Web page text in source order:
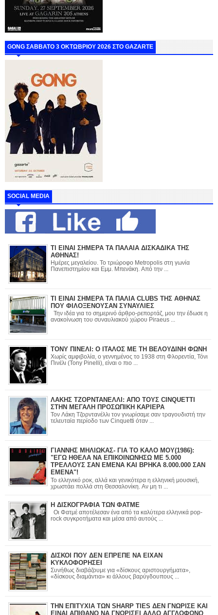
GONG ΣΑΒΒΑΤΟ 3 ΟΚΤΩΒΡΙΟΥ 2026 ΣΤΟ GAZARTE
SOCIAL MEDIA
ΤΙ ΕΙΝΑΙ ΣΗΜΕΡΑ ΤΑ ΠΑΛΑΙΑ ΔΙΣΚΑΔΙΚΑ ΤΗΣ
ΑΘΗΝΑΣ!
Ημέρες μεγαλείου. Το τριώροφο Metropolis στη γωνία
Πανεπιστημίου και Εμμ. Μπενάκη. Από την ...
ΤΙ ΕΙΝΑΙ ΣΗΜΕΡΑ ΤΑ ΠΑΛΙΑ CLUBS ΤΗΣ ΑΘΗΝΑΣ
ΠΟΥ ΦΙΛΟΞΕΝΟΥΣΑΝ ΣΥΝΑΥΛΙΕΣ
Την ιδέα για το σημερινό άρθρο-ρεπορτάζ, μου την έδωσε η
ανακοίνωση του συναυλιακού χώρου Piraeus ...
ΤΟΝΥ ΠΙΝΕΛΙ: Ο ΙΤΑΛΟΣ ΜΕ ΤΗ ΒΕΛΟΥΔΙΝΗ ΦΩΝΗ
Χωρίς αμφιβολία, ο γεννημένος το 1938 στη Φλορεντία, Τόνι
Πινέλι (Tony Pinelli), είναι ο πιο ...
ΛΑΚΗΣ ΤΖΟΡΝΤΑΝΕΛΛΙ: ΑΠΟ ΤΟΥΣ CINQUETTI
ΣΤΗΝ ΜΕΓΑΛΗ ΠΡΟΣΩΠΙΚΗ ΚΑΡΙΕΡΑ
Τον Λάκη Τζορντανέλλι τον γνωρίσαμε σαν τραγουδιστή την
τελευταία περίοδο των Cinquetti όταν ...
ΓΙΑΝΝΗΣ ΜΗΛΙΩΚΑΣ- ΓΙΑ ΤΟ ΚΑΛΟ ΜΟΥ(1986):
"ΕΓΩ ΗΘΕΛΑ ΝΑ ΕΠΙΚΟΙΝΩΝΗΣΩ ΜΕ 5.000
ΤΡΕΛΛΟΥΣ ΣΑΝ ΕΜΕΝΑ ΚΑΙ ΒΡΗΚΑ 8.000.000 ΣΑΝ
ΕΜΕΝΑ"!
Το ελληνικό ροκ, αλλά και γενικότερα η ελληνική μουσική,
χρωστάει πολλά στη Θεσσαλονίκη. Αν μη τι ...
Η ΔΙΣΚΟΓΡΑΦΙΑ ΤΩΝ ΦΑΤΜΕ
Οι Φατμέ αποτέλεσαν ένα από τα καλύτερα ελληνικά pop-
rock συγκροτήματα και μέσα από αυτούς ...
ΔΙΣΚΟΙ ΠΟΥ ΔΕΝ ΕΠΡΕΠΕ ΝΑ ΕΙΧΑΝ
ΚΥΚΛΟΦΟΡΗΣΕΙ
Συνήθως διαβάζουμε για «δίσκους αριστουργήματα»,
«δίσκους διαμάντια» κι άλλους βαρύγδουπους ...
ΤΗΝ ΕΠΙΤΥΧΙΑ ΤΩΝ SHARP TIES ΔΕΝ ΓΝΩΡΙΣΕ ΚΑΙ
ΕΙΝΑΙ ΑΠΙΘΑΝΟ ΝΑ ΓΝΩΡΙΣΕΙ ΑΛΛΟ ΑΓΓΛΟΦΩΝΟ